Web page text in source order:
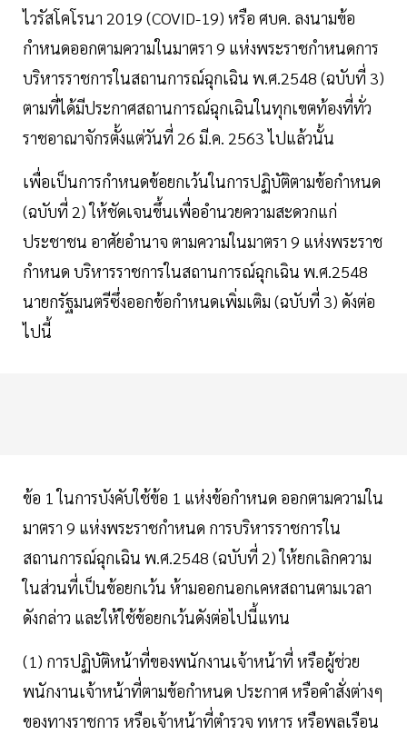
ไวรัสโคโรนา 2019 (COVID-19) หรือ ศบค. ลงนามข้อ
กำหนดออกตามความในมาตรา 9 แห่งพระราชกำหนดการ
บริหารราชการในสถานการณ์ฉุกเฉิน พ.ศ.2548 (ฉบับที่ 3)
ตามที่ได้มีประกาศสถานการณ์ฉุกเฉินในทุกเขตท้องที่ทั่ว
ราชอาณาจักรตั้งแต่วันที่ 26 มี.ค. 2563 ไปแล้วนั้น
เพื่อเป็นการกำหนดข้อยกเว้นในการปฏิบัติตามข้อกำหนด
(ฉบับที่ 2) ให้ชัดเจนขึ้นเพื่ออำนวยความสะดวกแก่
ประชาชน อาศัยอำนาจ ตามความในมาตรา 9 แห่งพระราช
กำหนด บริหารราชการในสถานการณ์ฉุกเฉิน พ.ศ.2548
นายกรัฐมนตรีซึ่งออกข้อกำหนดเพิ่มเติม (ฉบับที่ 3) ดังต่อ
ไปนี้
ข้อ 1 ในการบังคับใช้ข้อ 1 แห่งข้อกำหนด ออกตามความใน
มาตรา 9 แห่งพระราชกำหนด การบริหารราชการใน
สถานการณ์ฉุกเฉิน พ.ศ.2548 (ฉบับที่ 2) ให้ยกเลิกความ
ในส่วนที่เป็นข้อยกเว้น ห้ามออกนอกเคหสถานตามเวลา
ดังกล่าว และให้ใช้ข้อยกเว้นดังต่อไปนี้แทน
(1) การปฏิบัติหน้าที่ของพนักงานเจ้าหน้าที่ หรือผู้ช่วย
พนักงานเจ้าหน้าที่ตามข้อกำหนด ประกาศ หรือคำสั่งต่างๆ
ของทางราชการ หรือเจ้าหน้าที่ตำรวจ ทหาร หรือพลเรือน